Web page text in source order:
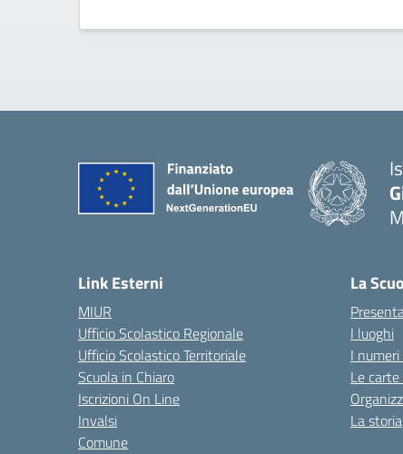
Link Esterni
MIUR
Ufficio Scolastico Regionale
Ufficio Scolastico Territoriale
Scuola in Chiaro
Iscrizioni On Line
Invalsi
Comune
La
I luoghi
I
Le
La storia